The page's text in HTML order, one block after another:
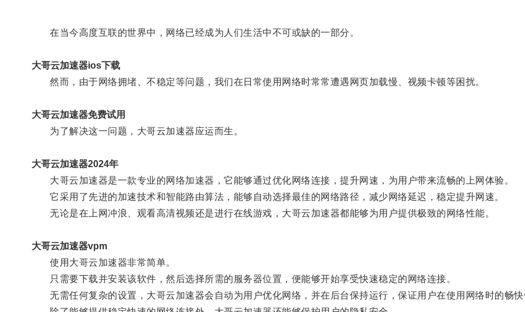
在当今高度互联的世界中，网络已经成为人们生活中不可或缺的一部分。
大哥云加速器ios下载
然而，由于网络拥堵、不稳定等问题，我们在日常使用网络时常常遭遇网页加载慢、视频卡顿等困扰。
大哥云加速器免费试用
为了解决这一问题，大哥云加速器应运而生。
大哥云加速器2024年
大哥云加速器是一款专业的网络加速器，它能够通过优化网络连接，提升网速，为用户带来流畅的上网体验。
它采用了先进的加速技术和智能路由算法，能够自动选择最佳的网络路径，减少网络延迟，稳定提升网速。
无论是在上网冲浪、观看高清视频还是进行在线游戏，大哥云加速器都能够为用户提供极致的网络性能。
大哥云加速器vpm
使用大哥云加速器非常简单。
只需要下载并安装该软件，然后选择所需的服务器位置，便能够开始享受快速稳定的网络连接。
无需任何复杂的设置，大哥云加速器会自动为用户优化网络，并在后台保持运行，保证用户在使用网络时的畅